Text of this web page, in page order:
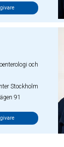
och
Stockholm
91